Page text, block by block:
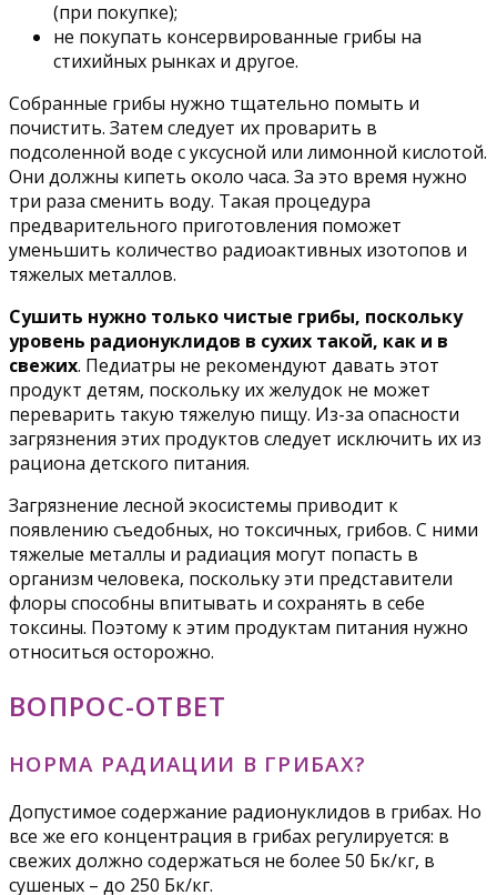
(при покупке);
не покупать консервированные грибы на
стихийных рынках и другое.
Собранные грибы нужно тщательно помыть и
почистить. Затем следует их проварить в
подсоленной воде с уксусной или лимонной кислотой.
Они должны кипеть около часа. За это время нужно
три раза сменить воду. Такая процедура
предварительного приготовления поможет
уменьшить количество радиоактивных изотопов и
тяжелых металлов.
Сушить нужно только чистые грибы, поскольку
уровень радионуклидов в сухих такой, как и в
свежих. Педиатры не рекомендуют давать этот
продукт детям, поскольку их желудок не может
переварить такую тяжелую пищу. Из-за опасности
загрязнения этих продуктов следует исключить их из
рациона детского питания.
Загрязнение лесной экосистемы приводит к
появлению съедобных, но токсичных, грибов. С ними
тяжелые металлы и радиация могут попасть в
организм человека, поскольку эти представители
флоры способны впитывать и сохранять в себе
токсины. Поэтому к этим продуктам питания нужно
относиться осторожно.
ВОПРОС-ОТВЕТ
НОРМА РАДИАЦИИ В ГРИБАХ?
Допустимое содержание радионуклидов в грибах. Но
все же его концентрация в грибах регулируется: в
свежих должно содержаться не более 50 Бк/кг, в
сушеных – до 250 Бк/кг.